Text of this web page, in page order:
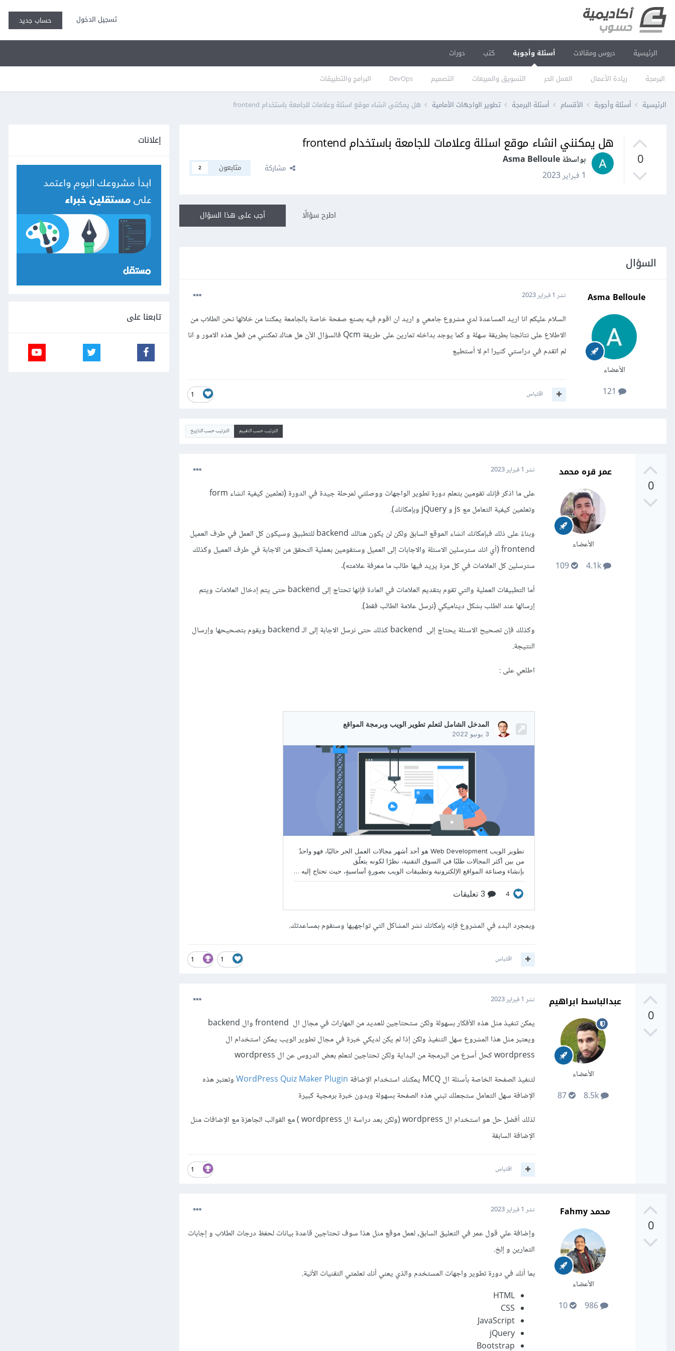
تسجيل الدخول حساب جديد
الرئيسية دروس ومقالات أسئلة وأجوبة
البرمجة ريادة الأعمال العمل الحر التسويق والمبيعات التصميم DevOps البرامج والتطبيقات
كتب دورات
الرئيسية أسئلة وأجوبة الأقسام أسئلة البرمجة تطوير الواجهات الأمامية هل يمكنني انشاء موقع اسئلة وعلامات للجامعة باستخدام frontend
0
هل يمكنني انشاء موقع اسئلة وعلامات للجامعة باستخدام frontend
بواسطة Asma Belloule
1 فبراير 2023
مشاركة متابعون 2
أجب على هذا السؤال اطرح سؤالًا
السؤال
Asma Belloule
الأعضاء
نشر 1 فبراير 2023
السلام عليكم انا اريد المساعدة لدي مشروع جامعي و اريد ان اقوم فيه بصنع صفحة خاصة بالجامعة يمكننا من خلالها نحن الطلاب من
الاطلاع على نتائجنا بطريقة سهلة و كما يوجد بداخله تمارين على طريقة Qcm فالسؤال الآن هل هناك تمكنني من فعل هذه الامور و انا
لم اتقدم في دراستي كثيرا ام لا أستطيع
1 اقتباس
الترتيب حسب التقييم الترتيب حسب التاريخ
0
عمر قره محمد
الأعضاء
4.1k
109
نشر 1 فبراير 2023
على ما اذكر فإنك تقومين بتعلم دورة تطوير الواجهات ووصلتي لمرحلة جيدة في الدورة (تعلمين كيفية انشاء form
وتعلمين كيفية التعامل مع js و jQuery وبإمكانك).
وبناءً على ذلك فبإمكانك انشاء الموقع السابق ولكن لن يكون هنالك backend للتطبيق وسيكون كل العمل في طرف العميل
frontend (أي انك سترسلين الاسئلة والاجابات إلى العميل وستقومين بعملية التحقق من الاجابة في طرف العميل وكذلك
سترسلين كل العلامات في كل مرة يريد فيها طالب ما معرفة علامته).
أما التطبيقات العملية والتي تقوم بتقديم العلامات في العادة فإنها تحتاج إلى backend حتى يتم إدخال العلامات ويتم
إرسالها عند الطلب بشكل ديناميكي (نرسل علامة الطالب فقط).
وكذلك فإن تصحيح الاسئلة يحتاج إلى backend كذلك حتى نرسل الاجابة إلى الـ backend ويقوم بتصحيحها وإرسال
النتيجة.
اطلعي على:
وبمجرد البدء في المشروع فإنه بإمكانك نشر المشاكل التي تواجهيها وسنقوم بمساعدتك.
1
1 اقتباس
0
عبدالباسط ابراهيم
الأعضاء
نشر 1 فبراير 2023
يمكن تنفيذ مثل هذه الأفكار بسهولة ولكن ستحتاجين للعديد من المهارات في مجال ال frontend وال backend
ويعتبر مثل هذا المشروع سهل التنفيذ ولكن إذا لم يكن لديكي خبرة في مجال تطوير الويب يمكن استخدام ال
wordpress كحل أسرع من البرمجة من البداية ولكن تحتاجين لتعلم بعض الدروس عن ال wordpress
لتنفيذ الصفحة الخاصة بأسئلة ال MCQ يمكنك استخدام الإضافة
WordPress Quiz Maker Pluginوتعتبر هذه
الإضافة سهل التعامل ستجعلك تبني هذه الصفحة بسهولة وبدون خبرة برمجية كبيرة
لذلك أفضل حل هو استخدام ال wordpress (ولكن بعد دراسة ال wordpress ) مع القوالب الجاهزة مع الإضافات مثل
الإضافة السابقة
1 اقتباس
0
محمد Fahmy
الأعضاء
986
10
نشر 1 فبراير 2023
وإضافة علي قول عمر في التعليق السابق, لعمل موقع مثل هذا سوف تحتاجين قاعدة بيانات لحفظ درجات الطلاب و إجابات
التمارين و إلخ.
بما أنك في دورة تطوير واجهات المستخدم والذي يعني أنك تعلمتي التقنيات الأتية.
HTML
CSS
JavaScript
jQuery
Bootstrap
إعلانات
تابعنا على